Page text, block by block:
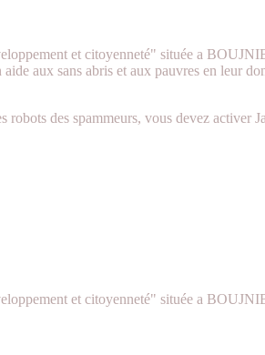
et citoyenneté" située a
aux sans abris et aux pauvres en leur
robots des spammeurs, vous devez activer
et citoyenneté" située a